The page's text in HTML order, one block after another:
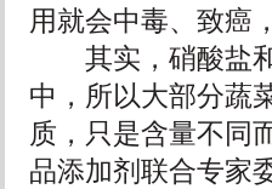
用就会中毒、致癌
其实，硝酸盐和
中，所以大部分蔬
质，只是含量不同
品添加剂联合专家